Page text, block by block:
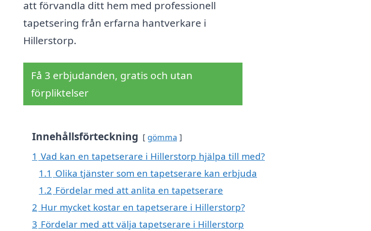
att förvandla ditt hem med professionell
tapetsering från erfarna hantverkare i
Hillerstorp.
Få 3 erbjudanden, gratis och utan
förpliktelser
Innehållsförteckning gömma
1 Vad kan en tapetserare i Hillerstorp hjälpa till med?
1.1 Olika tjänster som en tapetserare kan erbjuda
1.2 Fördelar med att anlita en tapetserare
2 Hur mycket kostar en tapetserare i Hillerstorp?
3 Fördelar med att välja tapetserare i Hillerstorp